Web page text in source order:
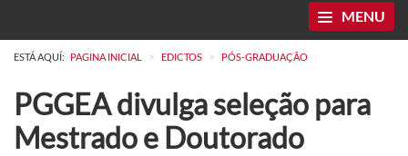
MENU
ESTÁ AQUÍ: PAGINA INICIAL > EDICTOS > PÓS-GRADUAÇÃO
PGGEA divulga seleção para
Mestrado e Doutorado